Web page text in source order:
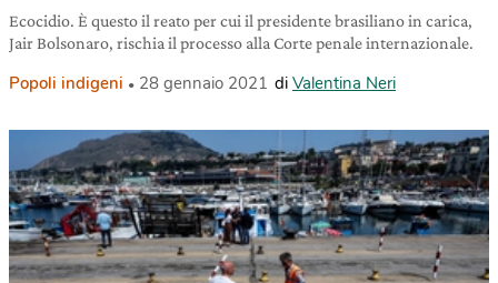
Ecocidio. È questo il reato per cui il presidente brasiliano in carica,
Jair Bolsonaro, rischia il processo alla Corte penale internazionale.
Popoli indigeni 28 gennaio 2021 di Valentina Neri